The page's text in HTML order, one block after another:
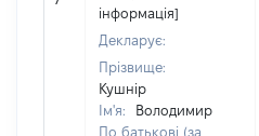
інформація]
Декларує:
Прізвище:
Кушнір
Ім'я:
Володимир
По батькові (за